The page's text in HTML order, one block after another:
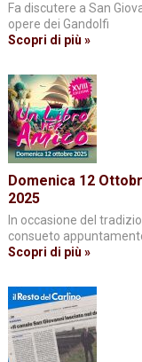
Fa discutere a San
opere dei Gandolfi
Scopri di più »
Domenica 12
2025
In occasione del
consueto
Scopri di più »